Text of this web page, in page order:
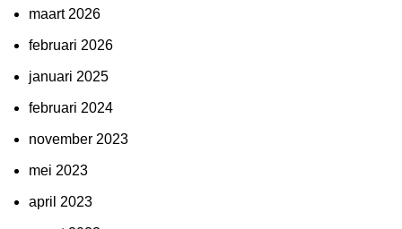
maart 2026
februari 2026
januari 2025
februari 2024
november 2023
mei 2023
april 2023